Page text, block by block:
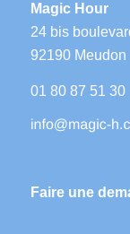
Magic Hour
24 bis
92190 Meudon
01 80 87 51 30
Faire une